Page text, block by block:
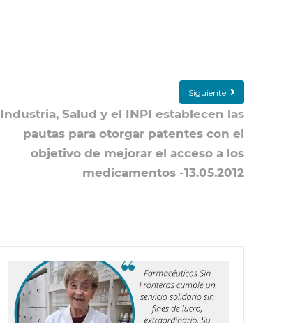
Siguiente
Industria, Salud y el INPI establecen las
pautas para otorgar patentes con el
objetivo de mejorar el acceso a los
medicamentos -13.05.2012